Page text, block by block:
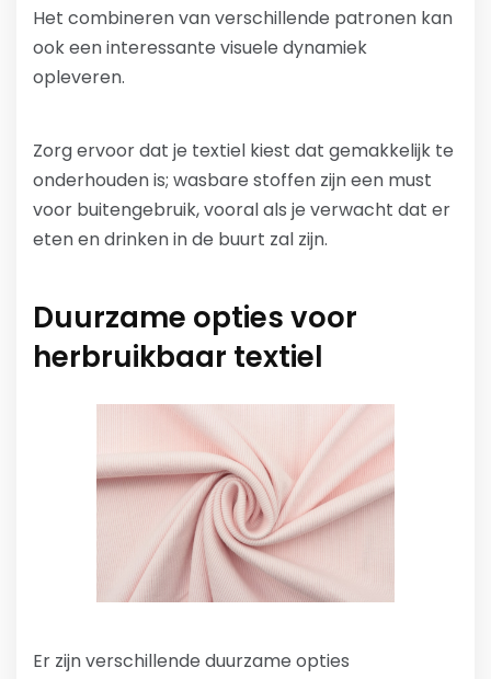
Het combineren van verschillende patronen kan
ook een interessante visuele dynamiek
opleveren.
Zorg ervoor dat je textiel kiest dat gemakkelijk te
onderhouden is; wasbare stoffen zijn een must
voor buitengebruik, vooral als je verwacht dat er
eten en drinken in de buurt zal zijn.
Duurzame opties voor
herbruikbaar textiel
Er zijn verschillende duurzame opties